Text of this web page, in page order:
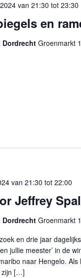
en
van 21:30 tot 23:30
Groenmarkt
Jeffrey
van 21:30 tot 22:00
Groenmarkt
en drie jaar
jullie meester’ in de
naar Hengelo.
zijn […]